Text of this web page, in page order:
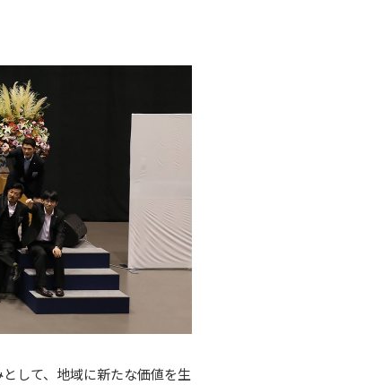
して、地域に新たな価値を生